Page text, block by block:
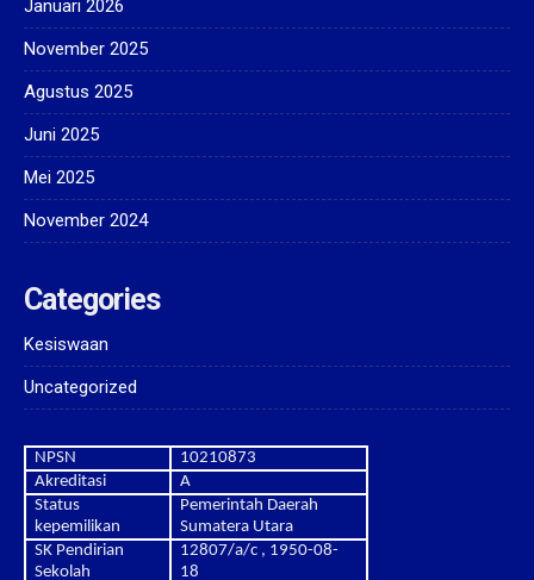
Januari 2026
November 2025
Agustus 2025
Juni 2025
Mei 2025
November 2024
Categories
Kesiswaan
Uncategorized
NPSN
10210873
Akreditasi
A
Status
kepemilikan
Pemerintah Daerah
Sumatera Utara
SK Pendirian
Sekolah
12807/a/c , 1950-08-
18